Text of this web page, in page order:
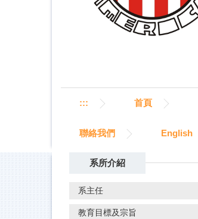
::: 首頁
聯絡我們 English
系所介紹
系主任
教育目標及宗旨